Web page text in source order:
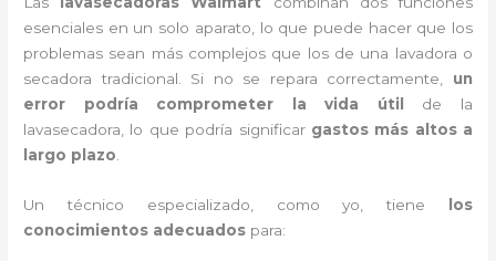
esenciales en un solo aparato, lo que puede hacer que los
problemas sean más complejos que los de una lavadora o
secadora tradicional. Si no se repara correctamente, un
error podría comprometer la vida útil
de la
lavasecadora, lo que podría significar gastos más altos a
largo plazo
Un técnico especializado, como yo, tiene
los
conocimientos adecuados para: